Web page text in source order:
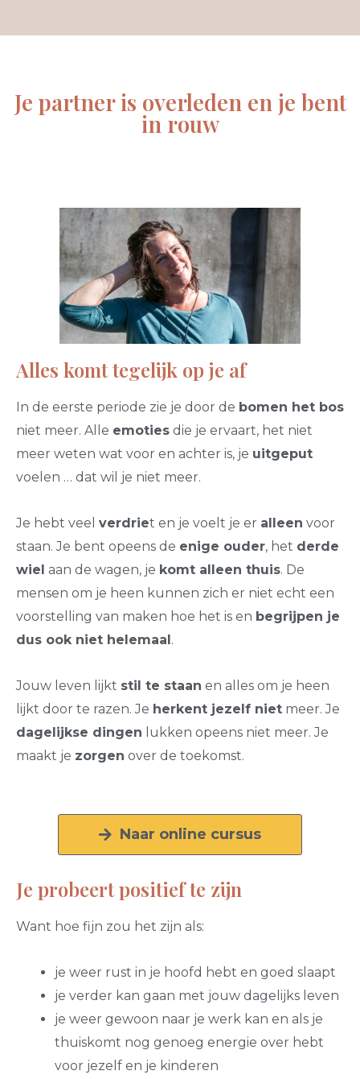
Je partner is overleden en je bent
in rouw
Alles komt tegelijk op je af
In de eerste periode zie je door de bomen het bos
niet meer. Alle emoties die je ervaart, het niet
meer weten wat voor en achter is, je uitgeput
voelen … dat wil je niet meer.
Je hebt veel verdriet en je voelt je er alleen voor
staan. Je bent opeens de enige ouder, het derde
wiel aan de wagen, je komt alleen thuis. De
mensen om je heen kunnen zich er niet echt een
voorstelling van maken hoe het is en begrijpen je
dus ook niet helemaal.
Jouw leven lijkt stil te staan en alles om je heen
lijkt door te razen. Je herkent jezelf niet meer. Je
dagelijkse dingen lukken opeens niet meer. Je
maakt je zorgen over de toekomst.
Naar online cursus
Je probeert positief te zijn
Want hoe fijn zou het zijn als:
je weer rust in je hoofd hebt en goed slaapt
je verder kan gaan met jouw dagelijks leven
je weer gewoon naar je werk kan en als je
thuiskomt nog genoeg energie over hebt
voor jezelf en je kinderen